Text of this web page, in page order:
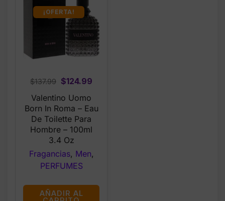
¡OFERTA!
$137.99 Original
price
was:
$137.99.
$124.99
is:
Valentino Uomo
Born In Roma – Eau
De Toilette Para
Hombre – 100ml
3.4 Oz
Fragancias, Men,
PERFUMES
AÑADIR AL